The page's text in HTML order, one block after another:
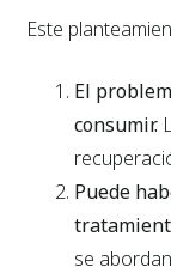
Este
El
consumir.
Puede
se